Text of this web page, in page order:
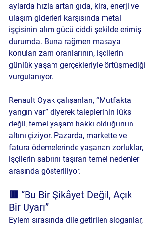
aylarda hızla artan gıda, kira, enerji ve
ulaşım giderleri karşısında metal
işçisinin alım gücü ciddi şekilde erimiş
durumda. Buna rağmen masaya
konulan zam oranlarının, işçilerin
günlük yaşam gerçekleriyle örtüşmediği
vurgulanıyor.
Renault Oyak çalışanları, “Mutfakta
yangın var” diyerek taleplerinin lüks
değil, temel yaşam hakkı olduğunun
altını çiziyor. Pazarda, markette ve
fatura ödemelerinde yaşanan zorluklar,
işçilerin sabrını taşıran temel nedenler
arasında gösteriliyor.
🟥 “Bu Bir Şikâyet Değil, Açık
Bir Uyarı”
Eylem sırasında dile getirilen sloganlar,